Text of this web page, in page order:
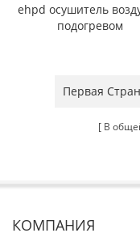
ehpd осушитель
подогревом
Первая
В
КОМПАНИЯ